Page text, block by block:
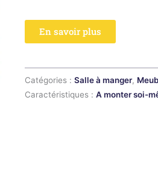
En savoir plus
Catégories : Salle à manger,
Caractéristiques : A monter soi-